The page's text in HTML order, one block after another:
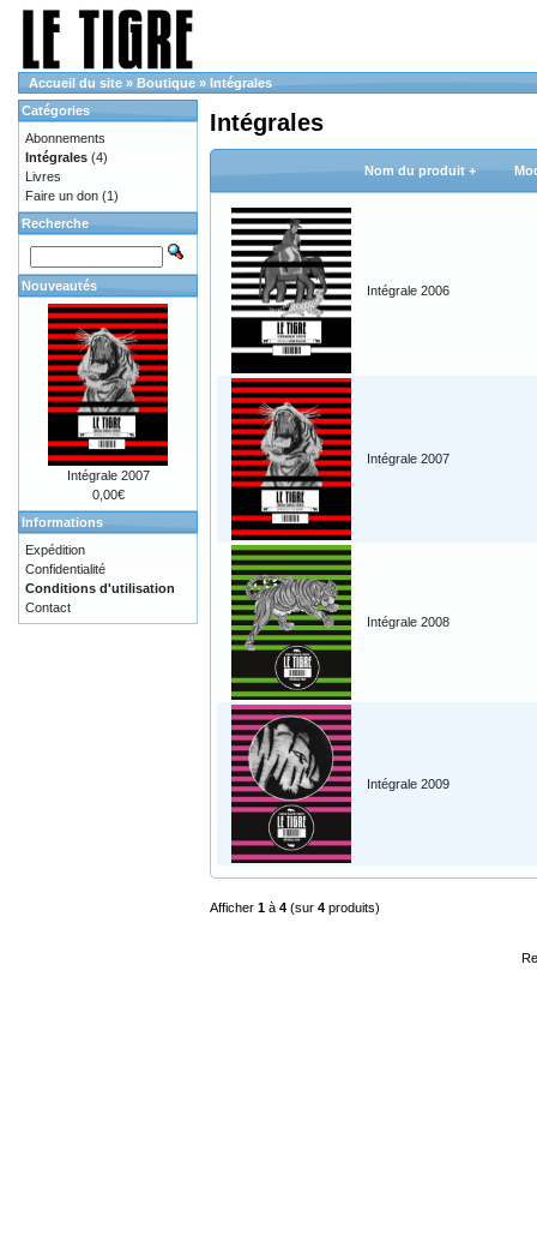
Accueil du site » Boutique » Intégrales
Intégrales
Nom du produit +
Intégrale 2006
Intégrale 2007
Intégrale 2008
Intégrale 2009
Afficher 1 à 4 (sur 4 produits)
Catégories
Abonnements
Intégrales (4)
Livres
Faire un don (1)
Recherche
Nouveautés
Intégrale 2007
0,00€
Informations
Expédition
Confidentialité
Conditions d'utilisation
Contact